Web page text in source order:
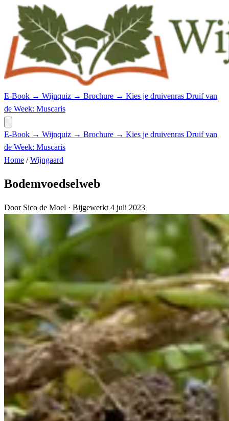
E-Book → Wijnquiz → Brochure → Kies je druivenras Druif van
de Week: Muscaris
E-Book → Wijnquiz → Brochure → Kies je druivenras Druif van
de Week: Muscaris
Home / Wijngaard
Bodemvoedselweb
Door Sico de Moel · Bijgewerkt 4 juli 2023